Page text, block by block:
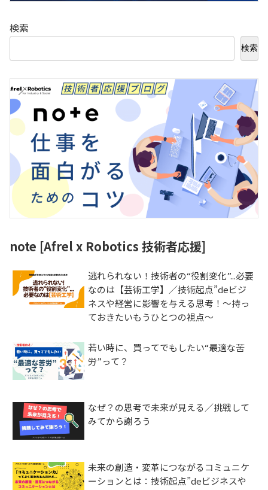
検索
検索
note [Afrel x Robotics 技術者応援]
逃れられない！技術者の“役割変化”...必要
なのは【芸術工学】／技術起点”deビジ
ネスや経営に影響を与える思考！～持っ
ておきたいもうひとつの視点～
若い時に、買ってでもしたい“最適な苦
労”って？
なぜ？の思考で未来が見える／挑戦して
みてから謝ろう
未来の創造・変革につながるコミュニケ
ーションとは：技術起点”deビジネスや